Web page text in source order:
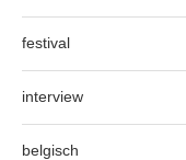
festival
interview
belgisch